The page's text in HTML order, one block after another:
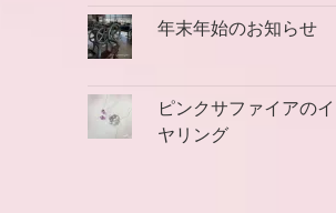
年末年始のお知らせ
ピンクサファイアのイ
ヤリング